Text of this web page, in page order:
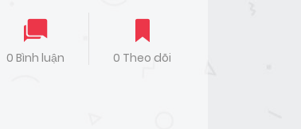
0 Bình luận 0 Theo dõi